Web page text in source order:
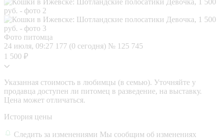
Фото питомца
24 июля, 09:27 177 (0 сегодня) № 125 745
1 500 ₽
Указанная стоимость в любимцы (в семью). Уточняйте у
продавца доступен ли питомец в разведение, на выставку.
Цена может отличаться.
История цены
Следить за изменениями Мы сообщим об изменениях